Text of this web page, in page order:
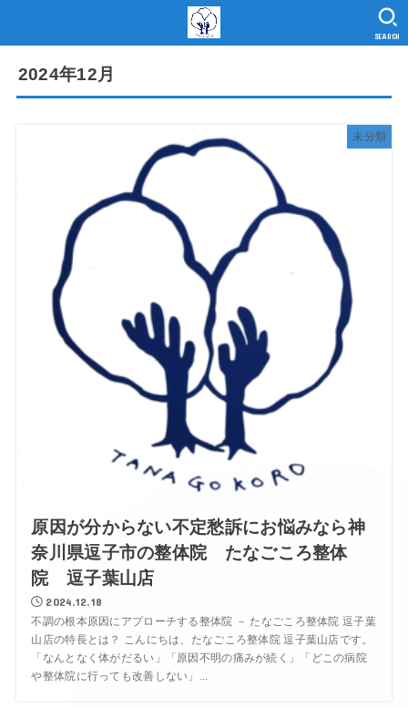
SEARCH
2024年12月
未分類
原因が分からない不定愁訴にお悩みなら神
奈川県逗子市の整体院 たなごころ整体
院 逗子葉山店
2024.12.18
不調の根本原因にアプローチする整体院 － たなごころ整体院 逗子葉
山店の特長とは？ こんにちは、たなごころ整体院 逗子葉山店です。
「なんとなく体がだるい」「原因不明の痛みが続く」「どこの病院
や整体院に行っても改善しない」...